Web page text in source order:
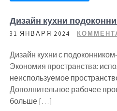
Дизайн кухни
31 ЯНВАРЯ 2024
Дизайн кухни с
Экономия пространства:
неиспользуемое
Дополнительное рабочее
больше […]